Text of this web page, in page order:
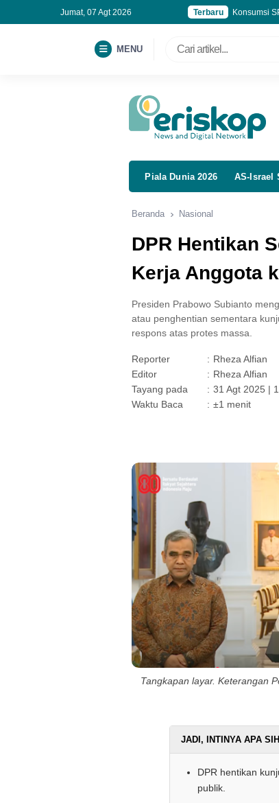
Jumat, 07 Agt 2026 Terbaru
Konsumsi
BGN
MENU
Piala Dunia 2026 AS-Israel
Beranda Nasional
DPR Hentikan
Kerja Anggota
Presiden Prabowo Subianto
atau penghentian sementara
respons atas protes massa.
Reporter : Rheza Alfian
Editor
: Rheza Alfian
Tayang pada
: 31 Agt 2025 |
Waktu Baca
: ±1 menit
Tangkapan layar. Keterangan
JADI, INTINYA APA
DPR hentikan
publik.